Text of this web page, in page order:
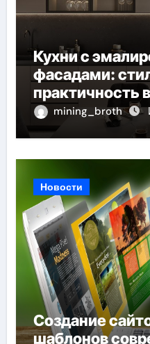
Кухни с
фасадами:
практичность
mining_broth
Новости
Создание
шаблонов